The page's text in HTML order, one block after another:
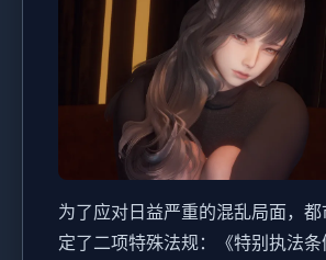
为了应对日益严重的混乱局面，
定了二项特殊法规：《特别执法